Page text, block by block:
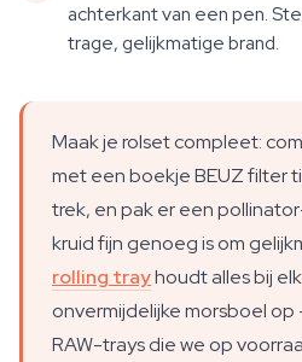
achterkant van een pen.
trage, gelijkmatige brand.
Maak je rolset compleet:
met een boekje BEUZ filter
trek, en pak er een
kruid fijn genoeg is om
rolling trayhoudt alles bij
onvermijdelijke morsboel
RAW-trays die we op